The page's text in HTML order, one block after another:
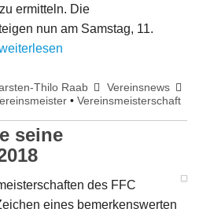
ermitteln. Die
nun am Samstag, 11.
Thilo Raab
Vereinsnews
• Vereinsmeisterschaft
seine
des FFC
eines bemerkenswerten